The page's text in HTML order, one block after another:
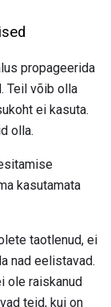
propageerida
Teil võib olla
ei kasuta.
olla.
kasutamata
taotlenud, ei
nad eelistavad.
ole raiskanud
teid, kui on